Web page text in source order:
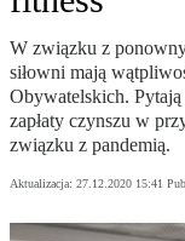
W związku z
siłowni mają
Obywatelskich.
zapłaty czynszu w
związku z pandemią.
Aktualizacja: 27.12.2020 15:41